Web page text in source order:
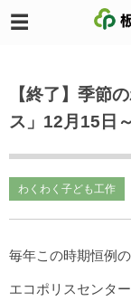
【終了】季節
ス」12月15日
わくわく子ども工作
毎年この時期恒例
エコポリスセンタ